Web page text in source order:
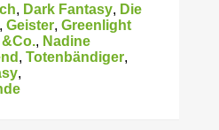
, Dark Fantasy, Die
,Geister,Greenlight
, Nadine
,Totenbändiger,
,